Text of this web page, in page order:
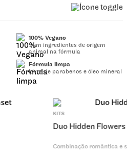
100% Vegano
Sem ingredientes de origem
animal na fórmula
Fórmula limpa
Livre de parabenos e óleo mineral
KITS
Duo Hidden Flowers
Combinação romântica e